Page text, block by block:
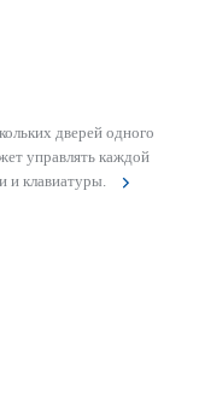
дверей одного
управлять каждой
и клав­иа­туры.